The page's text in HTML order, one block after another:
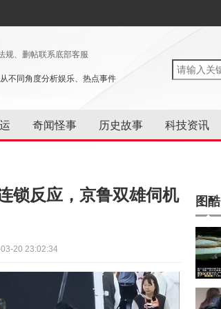
规、删帖联系底部客服
不同角度分析娱乐、热点事件
奇闻怪事 历史故事 科技资讯
锁反应，京鲁双雄伺机
20 23:02:34
图酷